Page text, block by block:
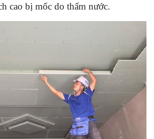
cao bị mốc do thấm nước.